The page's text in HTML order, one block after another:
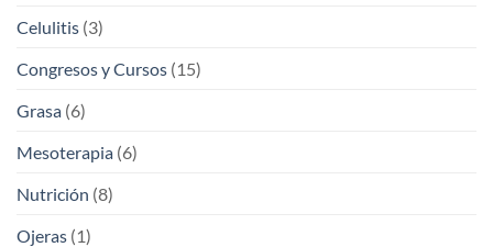
Celulitis (3)
Congresos y Cursos (15)
Grasa (6)
Mesoterapia (6)
Nutrición (8)
Ojeras (1)